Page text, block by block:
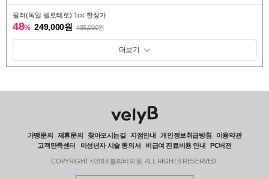
필러(독일 벨로테로) 1cc 한정가
48% 249,000원 485,000원
패키지 보기 토글
가맹문의 제휴문의 찾아오시는길 지점안내 개인정보취급방침
이용약관
고객만족센터
미성년자 시술 동의서 비급여 진료비용 안내 PC버전
COPYRIGHT ©2018 블리비의원. ALL RIGHTS RESERVED.